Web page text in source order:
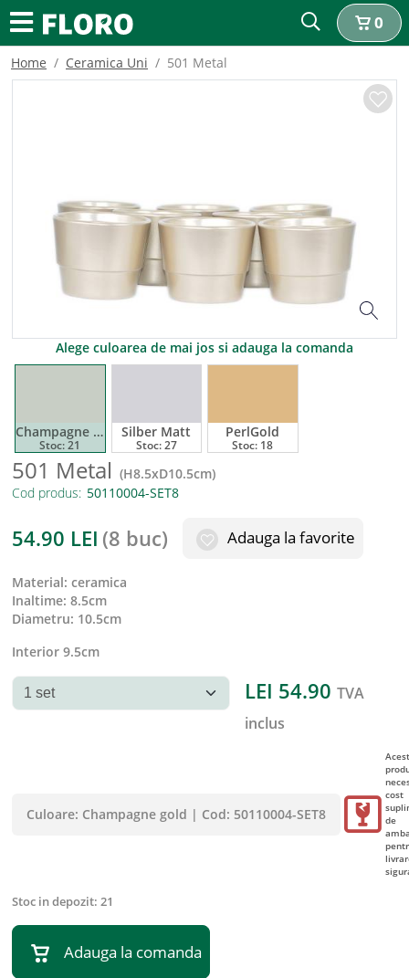
0
Home Ceramica Uni 501 Metal
Alege culoarea de mai jos si adauga la comanda
Champagne Gold
Stoc:21
Silber Matt
Stoc:27
PerlGold
Stoc: 18
501 Metal (H8.5xD10.5cm)
Cod produs:
54.90 LEI (8 buc) Adauga la favorite
material: ceramica
inaltime: 8.5cm
diametru: 10.5cm
Interior 9.5cm
LEI 54.90 TVA
inclus
Culoare: Champagne gold | Cod: 50110004-SET8
Acest
cost
de
Stoc in depozit: 21
Adauga la comanda